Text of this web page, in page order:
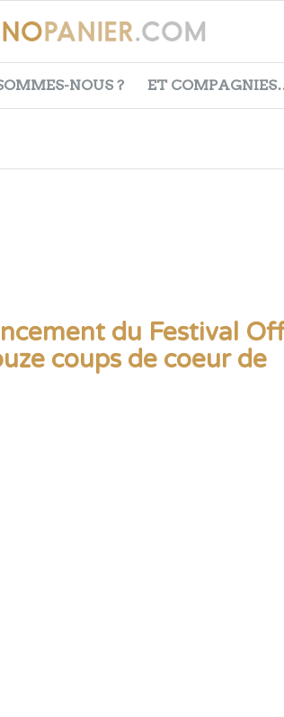
NOUS ? ET
du Festival
coups de coeur de